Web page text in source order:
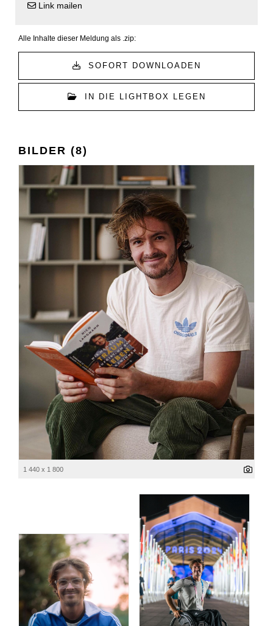
Link mailen
Alle Inhalte dieser Meldung als .zip:
SOFORT DOWNLOADEN
IN DIE LIGHTBOX LEGEN
BILDER (8)
1 440 x 1 800